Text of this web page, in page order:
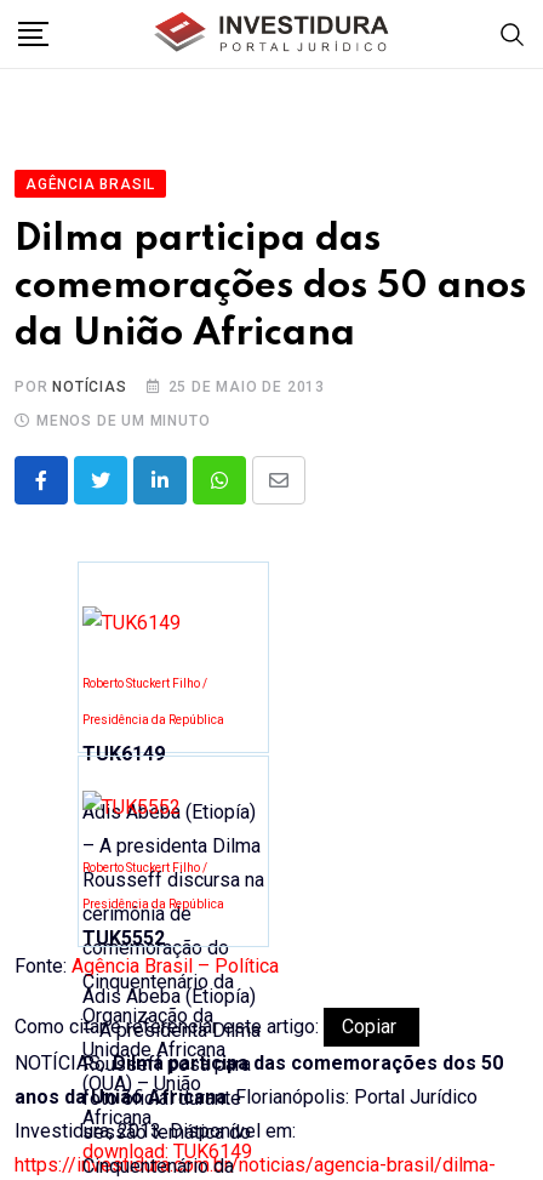
AGÊNCIA BRASIL
Dilma participa das
comemorações dos 50 anos
da União Africana
POR NOTÍCIAS
25 DE MAIO DE 2013
MENOS DE UM MINUTO
LinkedInWhatsappShare
Roberto Stuckert Filho /
Presidência da República
TUK6149
Adis Abeba (Etiopía)
– A presidenta Dilma
Rousseff discursa na
cerimônia de
comemoração do
Cinquentenário da
Organização da
Unidade Africana
(OUA) – União
Africana
download: TUK6149
Roberto Stuckert Filho /
Presidência da República
TUK5552
Adis Abeba (Etiopía)
– A presidenta Dilma
Rousseff posa para
foto oficial durante
sessão temática do
Cinquentenário da
Fonte: Agência Brasil – Política
Como citar e referenciar este artigo:
Copiar
NOTÍCIAS,.Dilma participa das comemorações dos 50
anos da União Africana. Florianópolis: Portal Jurídico
Investidura, 2013. Disponível em:
https://investidura.com.br/noticias/agencia-brasil/dilma-